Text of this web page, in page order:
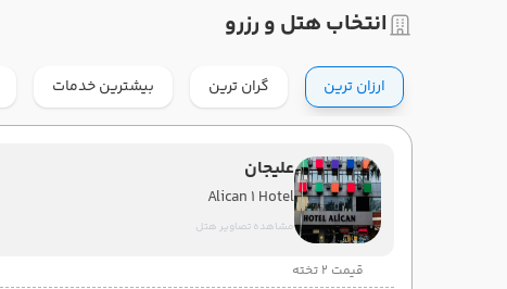
انتخاب هتل و رزرو
ارزان ترین گران ترین بیشترین خدمات
علیجان
Alican 1 Hotel
مشاهده تصاویر هتل
قیمت 2 تخته